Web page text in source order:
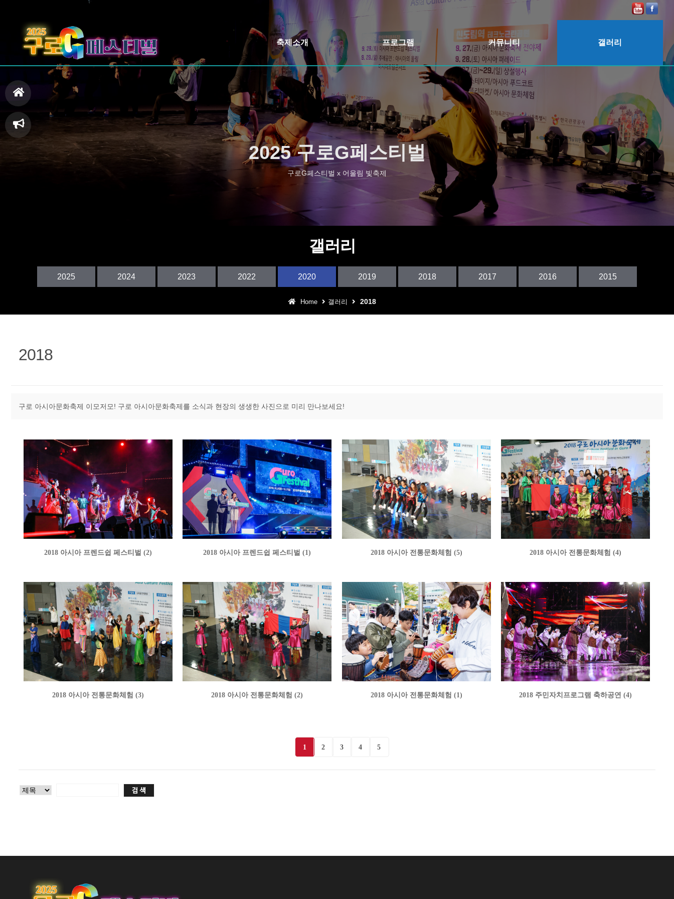
홈
축
축제소개
축제개요
인사말
축제일정
오시는길
행사장안내
프로그램
개막식&축하콘서트
어울림정원 빛축제
정원버스킹
구로책 축제&야외도서관
주민자치 프로그램 발표회
구로 동아리 예술제
어울림 특집 콘서트
커뮤니티
공지사항
보도자료
갤러리
2024
2023
2022
2020
2019
2018
2015
2025 구로G페스티벌
구로G페스티벌 x 어울림 빛축제
갤러리
2025 2024 2023 2022 2020 2019 2018 2017 2016 2015
Home 갤러리 2018
2018
구로 아시아문화축제 이모저모! 구로 아시아문화축제를 소식과 현장의 생생한 사진으로 미리 만나보세요!
2018 아시아 프렌드쉽 페스티벌 (2) 2018 아시아 프렌드쉽 페스티벌 (1) 2018 아시아 전통문화체험 (5) 2018 아시아 전통문화체험 (4)
2018 아시아 전통문화체험 (3) 2018 아시아 전통문화체험 (2) 2018 아시아 전통문화체험 (1) 2018 주민자치프로그램 축하공연 (4)
1 2 3 4 5